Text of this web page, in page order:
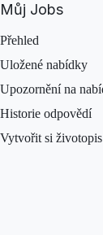
Můj Jobs
Přehled
Uložené nabídky
Upozornění na
Historie odpovědí
Vytvořit si životopis